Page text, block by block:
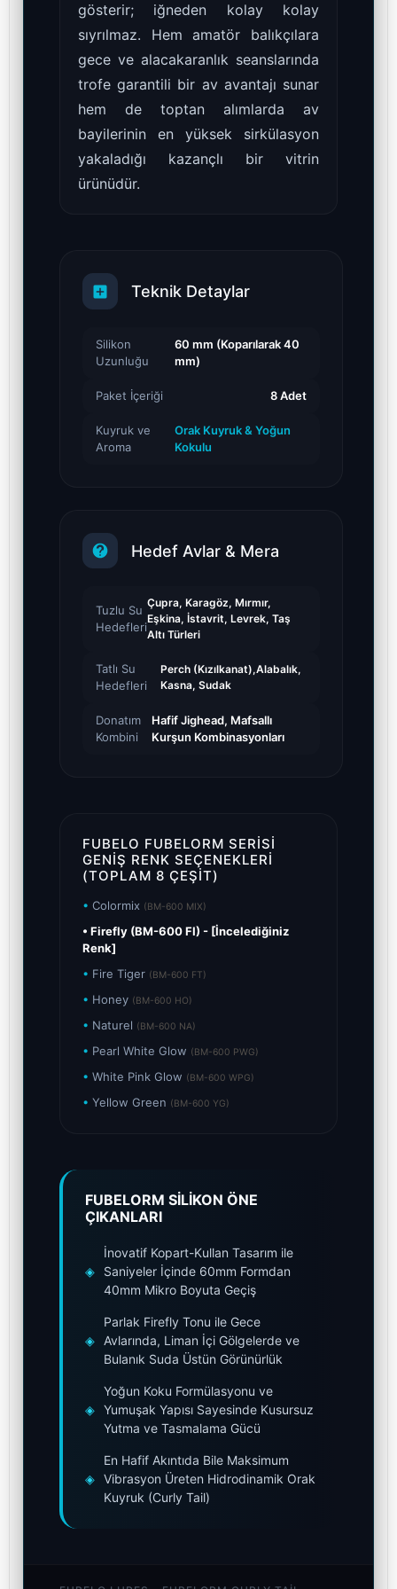
gösterir; iğneden kolay kolay
sıyrılmaz. Hem amatör balıkçılara
gece ve alacakaranlık seanslarında
trofe garantili bir av avantajı sunar
hem de toptan alımlarda av
bayilerinin en yüksek sirkülasyon
yakaladığı kazançlı bir vitrin
ürünüdür.
Teknik Detaylar
Silikon
Uzunluğu
60 mm (Koparılarak 40
mm)
Paket İçeriği 8 Adet
Kuyruk ve
Aroma
Orak Kuyruk & Yoğun
Kokulu
Hedef Avlar & Mera
Tuzlu Su
Hedefleri
Çupra, Karagöz, Mırmır,
Eşkina, İstavrit, Levrek, Taş
Altı Türleri
Tatlı Su
Hedefleri
Perch (Kızılkanat),Alabalık,
Kasna, Sudak
Donatım
Kombini
Hafif Jighead, Mafsallı
Kurşun Kombinasyonları
FUBELO FUBELORM SERISI
GENIŞ RENK SEÇENEKLERI
(TOPLAM 8 ÇEŞIT)
• Colormix (BM-600 MIX)
• Firefly (BM-600 FI) - [İncelediğiniz
Renk]
• Fire Tiger (BM-600 FT)
• Honey (BM-600 HO)
• Naturel (BM-600 NA)
• Pearl White Glow (BM-600 PWG)
• White Pink Glow (BM-600 WPG)
• Yellow Green (BM-600 YG)
FUBELORM SİLİKON ÖNE
ÇIKANLARI
◈
İnovatif Kopart-Kullan Tasarım ile
Saniyeler İçinde 60mm Formdan
40mm Mikro Boyuta Geçiş
◈
Parlak Firefly Tonu ile Gece
Avlarında, Liman İçi Gölgelerde ve
Bulanık Suda Üstün Görünürlük
◈
Yoğun Koku Formülasyonu ve
Yumuşak Yapısı Sayesinde Kusursuz
Yutma ve Tasmalama Gücü
◈
En Hafif Akıntıda Bile Maksimum
Vibrasyon Üreten Hidrodinamik Orak
Kuyruk (Curly Tail)